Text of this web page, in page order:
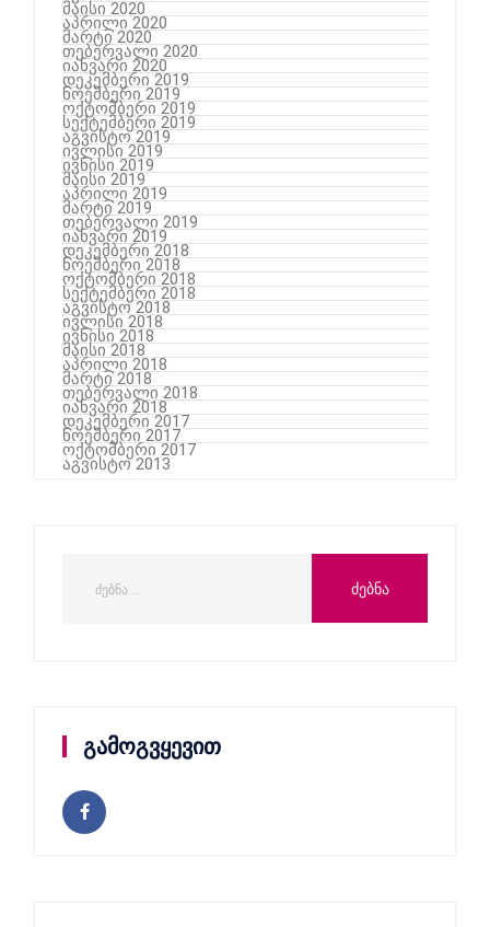
მაისი 2020
აპრილი 2020
მარტი 2020
თებერვალი 2020
იანვარი 2020
დეკემბერი 2019
ნოემბერი 2019
ოქტომბერი 2019
სექტემბერი 2019
აგვისტო 2019
ივლისი 2019
ივნისი 2019
მაისი 2019
აპრილი 2019
მარტი 2019
თებერვალი 2019
იანვარი 2019
დეკემბერი 2018
ნოემბერი 2018
ოქტომბერი 2018
სექტემბერი 2018
აგვისტო 2018
ივლისი 2018
ივნისი 2018
მაისი 2018
აპრილი 2018
მარტი 2018
თებერვალი 2018
იანვარი 2018
დეკემბერი 2017
ნოემბერი 2017
ოქტომბერი 2017
აგვისტო 2013
გამოგვყევით